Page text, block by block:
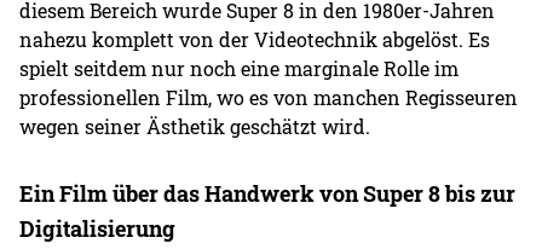
diesem Bereich wurde Super 8 in den 1980er-Jahren
nahezu komplett von der Videotechnik abgelöst. Es
spielt seitdem nur noch eine marginale Rolle im
professionellen Film, wo es von manchen Regisseuren
wegen seiner Ästhetik geschätzt wird.
Ein Film über das Handwerk von Super 8 bis zur
Digitalisierung